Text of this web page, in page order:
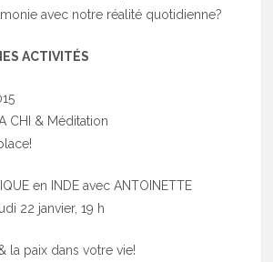
avec notre réalité quotidienne?
ACTIVITÉS
CHI & Méditation
en INDE avec ANTOINETTE
22 janvier, 19 h
la paix dans votre vie!